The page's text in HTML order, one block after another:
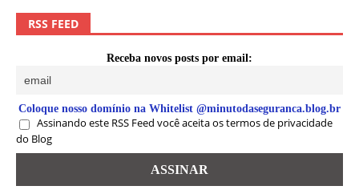
RSS FEED
Receba novos posts por email:
Coloque nosso domínio na Whitelist @minutodaseguranca.blog.br
Assinando este RSS Feed você aceita os termos de privacidade
do Blog